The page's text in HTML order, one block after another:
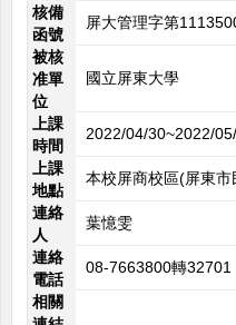
核備
函號
屏大管理字第
被核
准單
位
國立屏東大學
上課
時間
2022/04/30~2022/
上課
地點
本校屏商校區(屏東
連絡
人
葉憶雯
連絡
電話
08-7663800轉32701
相關